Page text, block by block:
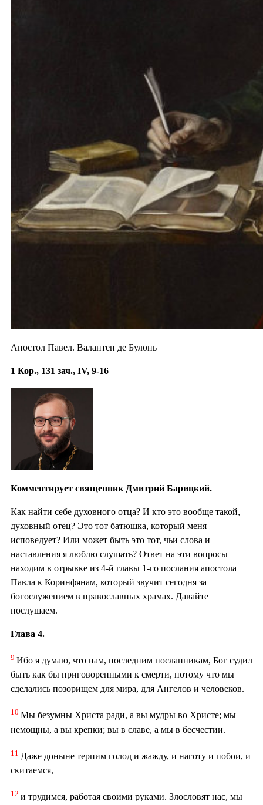
Апостол Павел. Валантен де Булонь
1 Кор., 131 зач., IV, 9-16
Комментирует священник Дмитрий Барицкий.
Как найти себе духовного отца? И кто это вообще такой,
духовный отец? Это тот батюшка, который меня
исповедует? Или может быть это тот, чьи слова и
наставления я люблю слушать? Ответ на эти вопросы
находим в отрывке из 4-й главы 1-го послания апостола
Павла к Коринфянам, который звучит сегодня за
богослужением в православных храмах. Давайте
послушаем.
Глава 4.
9 Ибо я думаю, что нам, последним посланникам, Бог судил
быть как бы приговоренными к смерти, потому что мы
сделались позорищем для мира, для Ангелов и человеков.
10 Мы безумны Христа ради, а вы мудры во Христе; мы
немощны, а вы крепки; вы в славе, а мы в бесчестии.
11 Даже доныне терпим голод и жажду, и наготу и побои, и
скитаемся,
12 и трудимся, работая своими руками. Злословят нас, мы